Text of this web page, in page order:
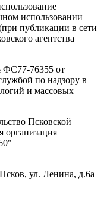
использовании
публикации в сети
агентства
76355 от
по надзору в
и массовых
Псковской
организация
ул. Ленина, д.6а